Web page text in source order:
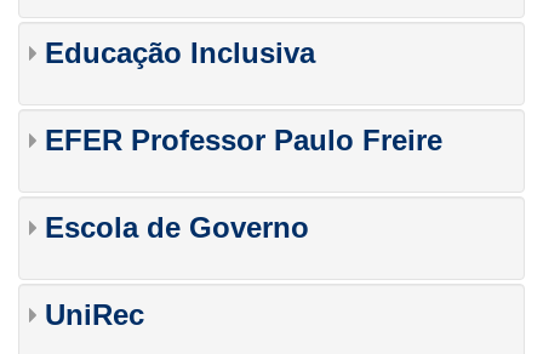
Educação Inclusiva
EFER Professor Paulo Freire
Escola de Governo
UniRec